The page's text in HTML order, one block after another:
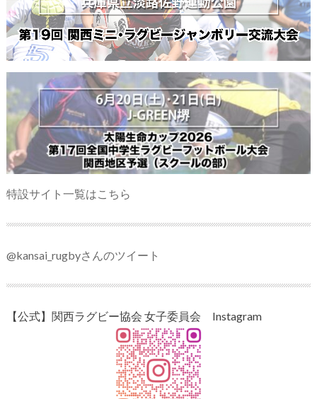
特設サイト一覧はこちら
@kansai_rugbyさんのツイート
【公式】関西ラグビー協会 女子委員会 Instagram